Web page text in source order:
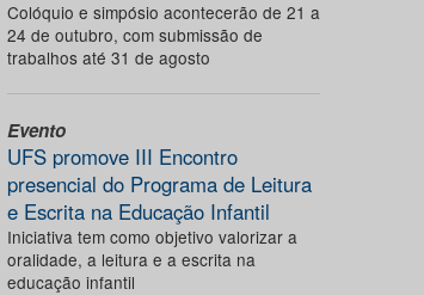
Colóquio e simpósio acontecerão de 21 a
24 de outubro, com submissão de
trabalhos até 31 de agosto
Evento
UFS promove III Encontro
presencial do Programa de Leitura
e Escrita na Educação Infantil
Iniciativa tem como objetivo valorizar a
oralidade, a leitura e a escrita na
educação infantil